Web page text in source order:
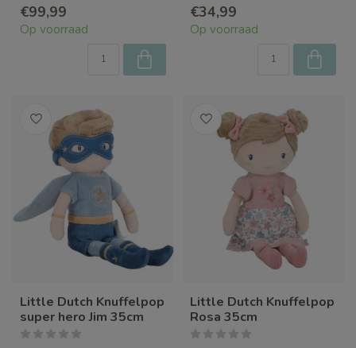
€99,99
Op voorraad
€34,99
Op voorraad
Little Dutch Knuffelpop
super hero Jim 35cm
Little Dutch Knuffelpop
Rosa 35cm